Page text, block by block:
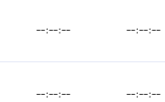
--:--:-- --:--:--
--:--:-- --:--:--